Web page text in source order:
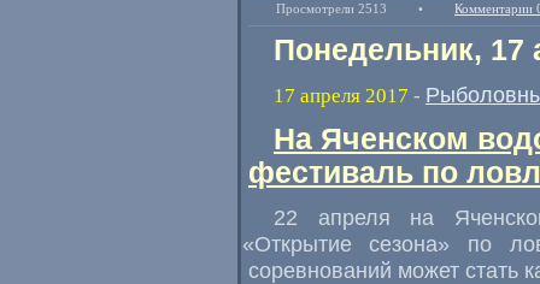
Просмотрели 2513 • Комментарии
Понедельник, 17
17 апреля 2017 -
На Яченском
фестиваль по
22 апреля на
«Открытие сезона» по
соревнований может